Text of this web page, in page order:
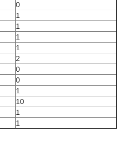
0
1
1
1
1
2
0
0
1
10
1
1